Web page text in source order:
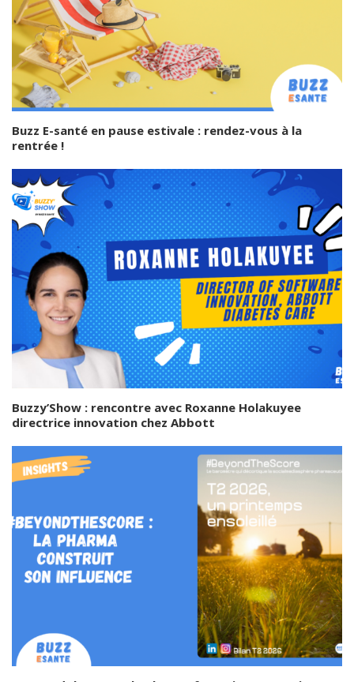
Buzz E-santé en pause estivale : rendez-vous à la
rentrée !
Buzzy’Show : rencontre avec Roxanne Holakuyee
directrice innovation chez Abbott